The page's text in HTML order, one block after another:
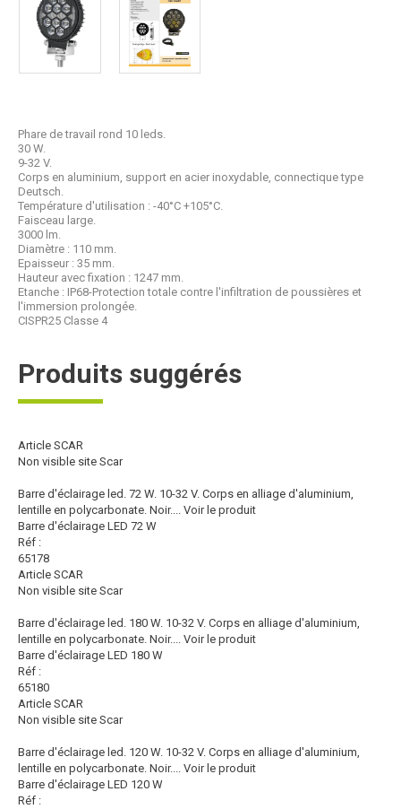
Phare de travail rond 10 leds.
30 W.
9-32 V.
Corps en aluminium, support en acier inoxydable, connectique type
Deutsch.
Température d'utilisation : -40°C +105°C.
Faisceau large.
3000 lm.
Diamètre : 110 mm.
Epaisseur : 35 mm.
Hauteur avec fixation : 1247 mm.
Etanche : IP68-Protection totale contre l'infiltration de poussières et
l'immersion prolongée.
CISPR25 Classe 4
Produits suggérés
Article SCAR
Non visible site Scar
Barre d'éclairage led. 72 W. 10-32 V. Corps en alliage d'aluminium,
lentille en polycarbonate. Noir.... Voir le produit
Barre d'éclairage LED 72 W
Réf :
65178
Article SCAR
Non visible site Scar
Barre d'éclairage led. 180 W. 10-32 V. Corps en alliage d'aluminium,
lentille en polycarbonate. Noir.... Voir le produit
Barre d'éclairage LED 180 W
Réf :
65180
Article SCAR
Non visible site Scar
Barre d'éclairage led. 120 W. 10-32 V. Corps en alliage d'aluminium,
lentille en polycarbonate. Noir.... Voir le produit
Barre d'éclairage LED 120 W
Réf :